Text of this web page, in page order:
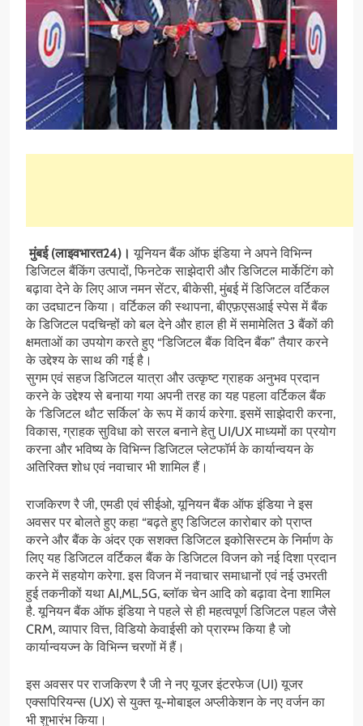
मुंबई (लाइवभारत24)। यूनियन बैंक ऑफ इंडिया ने अपने विभिन्न
डिजिटल बैंकिंग उत्पादों, फिनटेक साझेदारी और डिजिटल मार्केटिंग को
बढ़ावा देने के लिए आज नमन सेंटर, बीकेसी, मुंबई में डिजिटल वर्टिकल
का उदघाटन किया। वर्टिकल की स्थापना, बीएफ़एसआई स्पेस में बैंक
के डिजिटल पदचिन्हों को बल देने और हाल ही में समामेलित 3 बैंकों की
क्षमताओं का उपयोग करते हुए “डिजिटल बैंक विदिन बैंक” तैयार करने
के उद्देश्य के साथ की गई है।
सुगम एवं सहज डिजिटल यात्रा और उत्कृष्ट ग्राहक अनुभव प्रदान
करने के उद्देश्य से बनाया गया अपनी तरह का यह पहला वर्टिकल बैंक
के ‘डिजिटल थौट सर्किल’ के रूप में कार्य करेगा. इसमें साझेदारी करना,
विकास, ग्राहक सुविधा को सरल बनाने हेतु UI/UX माध्यमों का प्रयोग
करना और भविष्य के विभिन्न डिजिटल प्लेटफॉर्म के कार्यान्वयन के
अतिरिक्त शोध एवं नवाचार भी शामिल हैं।
राजकिरण रै जी, एमडी एवं सीईओ, यूनियन बैंक ऑफ इंडिया ने इस
अवसर पर बोलते हुए कहा “बढ़ते हुए डिजिटल कारोबार को प्राप्त
करने और बैंक के अंदर एक सशक्त डिजिटल इकोसिस्टम के निर्माण के
लिए यह डिजिटल वर्टिकल बैंक के डिजिटल विजन को नई दिशा प्रदान
करने में सहयोग करेगा. इस विजन में नवाचार समाधानों एवं नई उभरती
हुई तकनीकों यथा AI,ML,5G, ब्लॉक चेन आदि को बढ़ावा देना शामिल
है. यूनियन बैंक ऑफ इंडिया ने पहले से ही महत्वपूर्ण डिजिटल पहल जैसे
CRM, व्यापार वित्त, विडियो केवाईसी को प्रारम्भ किया है जो
कार्यान्वयज्न के विभिन्न चरणों में हैं।
इस अवसर पर राजकिरण रै जी ने नए यूजर इंटरफेज (UI) यूजर
एक्सपिरियन्स (UX) से युक्त यू-मोबाइल अप्लीकेशन के नए वर्जन का
भी शुभारंभ किया।